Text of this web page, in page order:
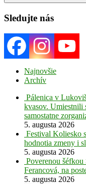
Sledujte nás
Najnovšie
Archív
Pálenica v
kvasov. Umiestnili
samostatne
5. augusta 2026
Festival Koliesko
hodnotia zmeny i
5. augusta 2026
Poverenou
Ferancová, na
5. augusta 2026